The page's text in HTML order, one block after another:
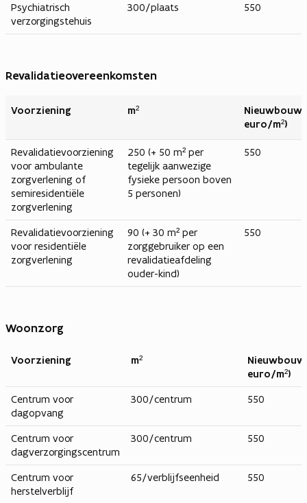
Psychiatrisch
verzorgingstehuis
300/plaats 550
Revalidatieovereenkomsten
Voorziening m²
Nieuwbouw
euro/m²)
Revalidatievoorziening
voor ambulante
zorgverlening of
semiresidentiële
zorgverlening
250 (+ 50 m² per
tegelijk aanwezige
fysieke persoon boven
5 personen)
550
Revalidatievoorziening
voor residentiële
zorgverlening
90 (+ 30 m² per
zorggebruiker op een
revalidatieafdeling
ouder-kind)
550
Woonzorg
Voorziening m²
euro/m²)
Centrum voor
dagopvang
300/centrum 550
Centrum voor
dagverzorgingscentrum
300/centrum 550
Centrum voor
herstelverblijf
65/verblijfseenheid 550